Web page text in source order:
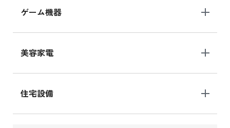
ゲーム機器
美容家電
住宅設備